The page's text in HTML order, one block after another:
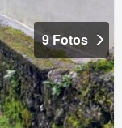
9 Fotos